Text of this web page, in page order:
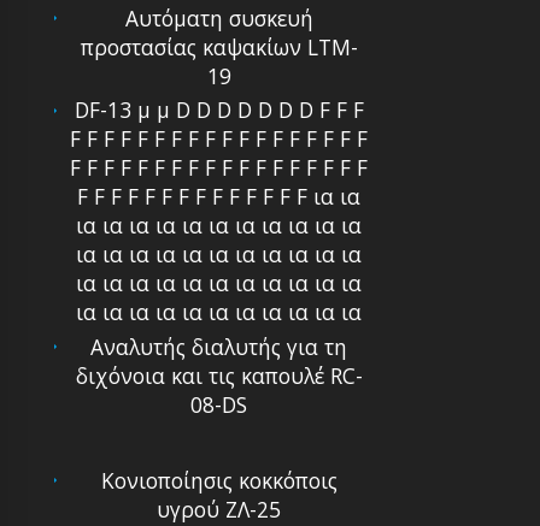
Αυτόματη συσκευή
προστασίας καψακίων LTM-
19
DF-13 μ μ D D D D D D D F F F
F F F F F F F F F F F F F F F F F F
F F F F F F F F F F F F F F F F F F
F F F F F F F F F F F F F F ια ια
ια ια ια ια ια ια ια ια ια ια ια
ια ια ια ια ια ια ια ια ια ια ια
ια ια ια ια ια ια ια ια ια ια ια
ια ια ια ια ια ια ια ια ια ια ια
Αναλυτής διαλυτής για τη
διχόνοια και τις καπουλέ RC-
08-DS
Κονιοποίησις κοκκόποις
υγρού ΖΛ-25